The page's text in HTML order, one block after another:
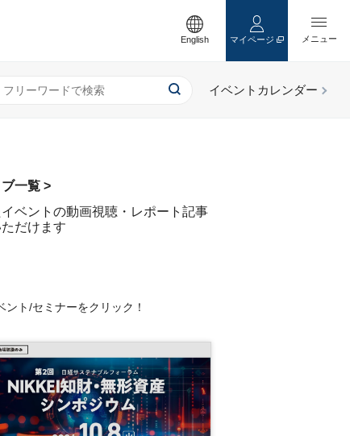
English マイページ
一覧 >
ベントの動画視聴・レポート記事
だけます
ト/セミナーをクリック！